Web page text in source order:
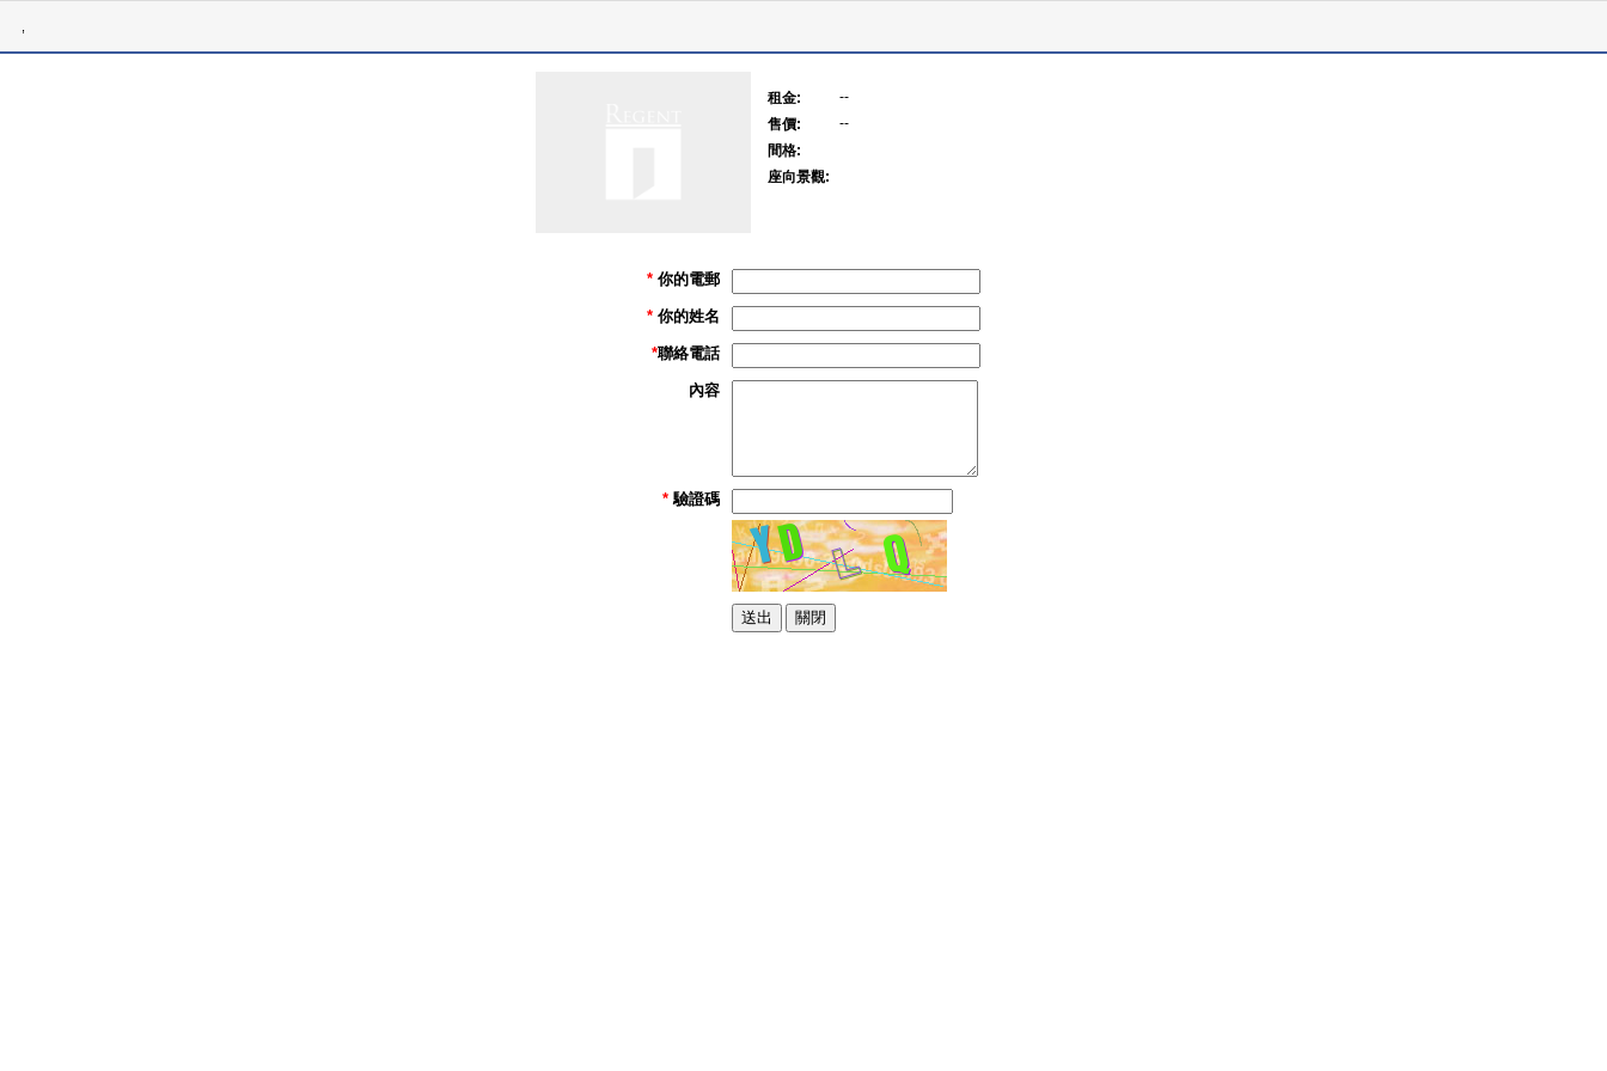
租金:
--
售價:
--
間格:
座向景觀:
* 你的電郵
* 你的姓名
*聯絡電話
內容
* 驗證碼